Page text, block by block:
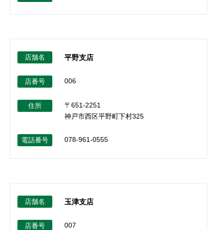
店舗名 平野支店
店番号 006
住所
〒651-2251
神戸市西区平野町下村325
電話番号 078-961-0555
店舗名 玉津支店
店番号 007